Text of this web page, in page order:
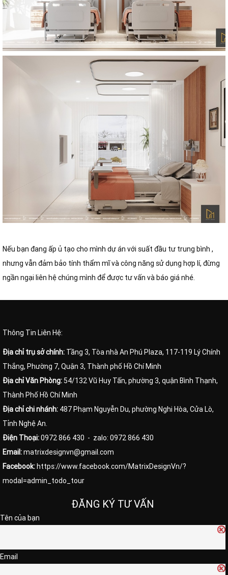
Nếu bạn đang ấp ủ tạo cho mình dự án với suất đầu tư trung bình ,
nhưng vẫn đảm bảo tính thẩm mĩ và công năng sử dụng hợp lí, đừng
ngần ngại liên hệ chúng mình để được tư vấn và báo giá nhé.
Thông Tin Liên Hệ:
Địa chỉ trụ sở chính: Tầng 3, Tòa nhà An Phú Plaza, 117-119 Lý Chính
Thắng, Phường 7, Quận 3, Thành phố Hồ Chí Minh
Địa chỉ Văn Phòng: 54/132 Vũ Huy Tấn, phường 3, quận Bình Thạnh,
Thành Phố Hồ Chí Minh
Địa chỉ chi nhánh: 487 Phạm Nguyễn Du, phường Nghi Hòa, Cửa Lò,
Tỉnh Nghệ An.
Điện Thoại:0972 866 430 - zalo: 0972 866 430
Email:matrixdesignvn@gmail.com
Facebook: https://www.facebook.com/MatrixDesignVn/?
modal=admin_todo_tour
ĐĂNG KÝ TƯ VẤN
Tên của bạn
Email